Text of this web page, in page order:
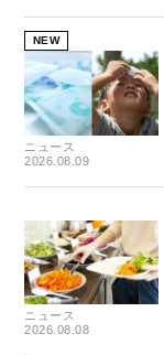
NEW
ニュース
2026.08.09
ニュース
2026.08.08